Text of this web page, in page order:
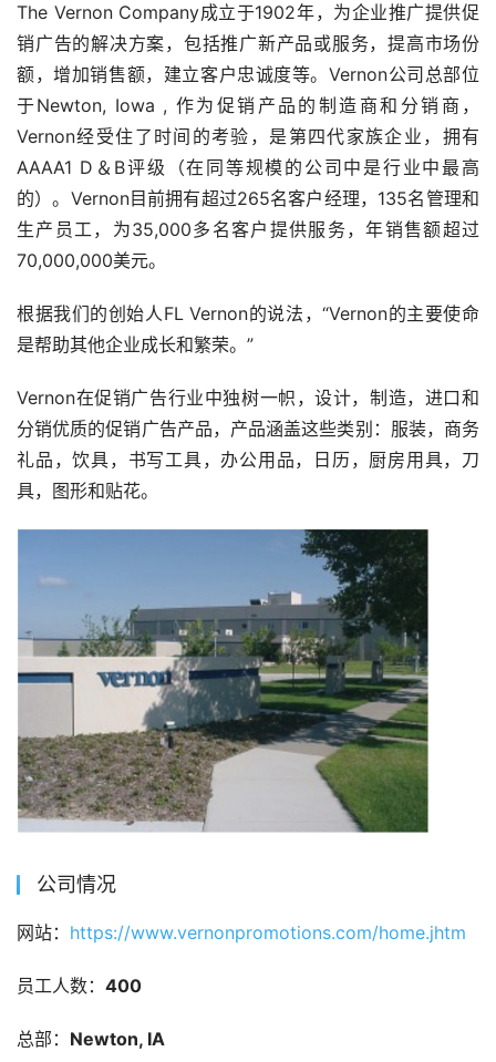
The Vernon Company成立于1902年，为企业推广提供促
销广告的解决方案，包括推广新产品或服务，提高市场份
额，增加销售额，建立客户忠诚度等。Vernon公司总部位
于Newton, Iowa , 作为促销产品的制造商和分销商，
Vernon经受住了时间的考验，是第四代家族企业，拥有
AAAA1 D＆B评级（在同等规模的公司中是行业中最高
的）。Vernon目前拥有超过265名客户经理，135名管理和
生产员工，为35,000多名客户提供服务，年销售额超过
70,000,000美元。
根据我们的创始人FL Vernon的说法，“Vernon的主要使命
是帮助其他企业成长和繁荣。”
Vernon在促销广告行业中独树一帜，设计，制造，进口和
分销优质的促销广告产品，产品涵盖这些类别：服装，商务
礼品，饮具，书写工具，办公用品，日历，厨房用具，刀
具，图形和贴花。
公司情况
网站： https://www.vernonpromotions.com/home.jhtm
员工人数： 400
总部： Newton, IA